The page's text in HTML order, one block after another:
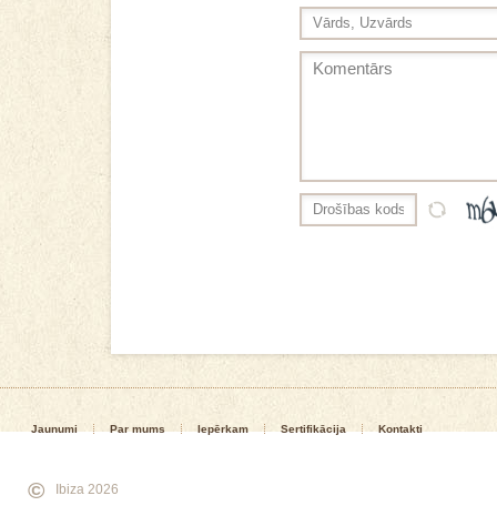
Jaunumi Par mums Iepērkam Sertifikācija Kontakti
© Ibiza 2026